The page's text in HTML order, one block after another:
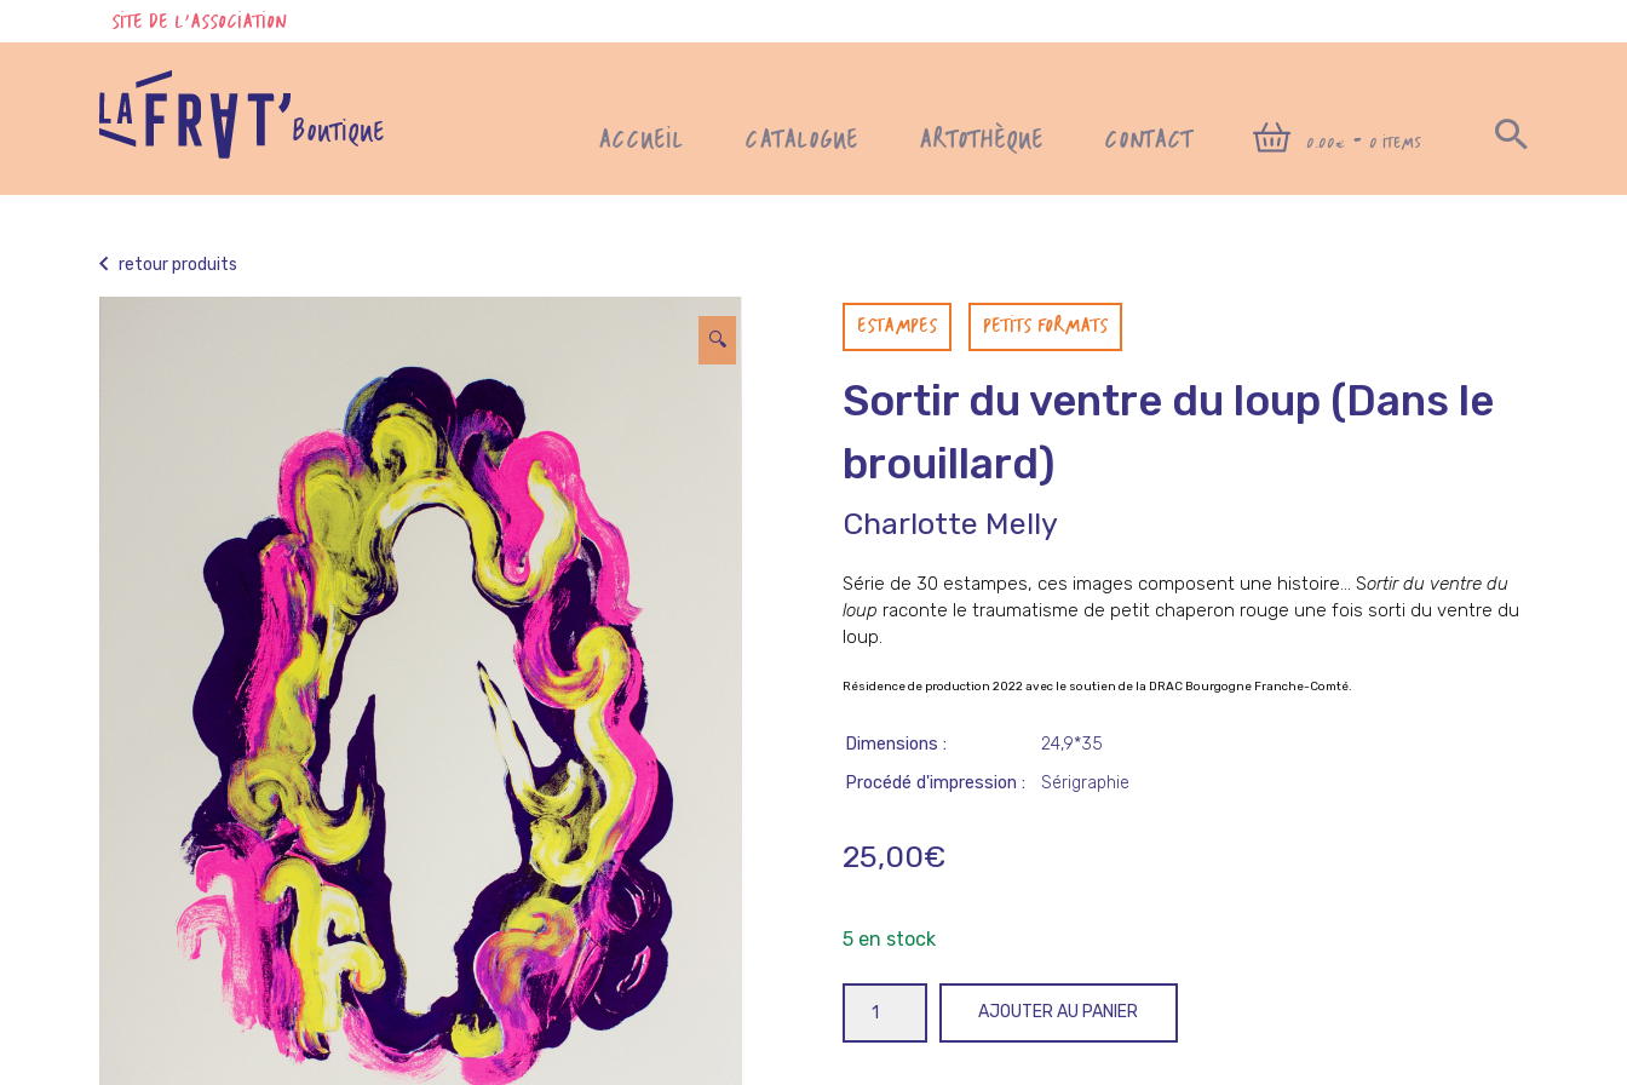
to
SITE DE L'ASSOCIATION
BOUTIQUE ACCUEIL CATALOGUE ARTOTHÈQUE CONTACT 0,00€ - 0 ITEMS
retour produits
🔍 ESTAMPES PETITS FORMATS
Sortir du ventre du loup (Dans le
brouillard)
Charlotte Melly
Série de 30 estampes, ces images composent une histoire… Sortir du ventre du
loup raconte le traumatisme de petit chaperon rouge une fois sorti du ventre du
loup.
Résidence de production 2022 avec le soutien de la DRAC Bourgogne Franche-Comté.
Dimensions
24,9*35
Procédé d'impression
Sérigraphie
25,00€
5 en stock
AJOUTER AU PANIER